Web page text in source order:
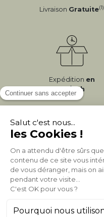
Livraison Gratuite(1)
Expédition en
24/72h
À PROPOS DE MILIBOO
AIDE & CONTACT